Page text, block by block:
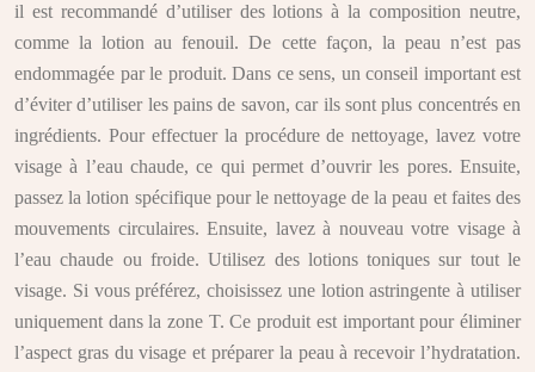
il est recommandé d’utiliser des lotions à la composition neutre,
comme la lotion au fenouil. De cette façon, la peau n’est pas
endommagée par le produit. Dans ce sens, un conseil important est
d’éviter d’utiliser les pains de savon, car ils sont plus concentrés en
ingrédients. Pour effectuer la procédure de nettoyage, lavez votre
visage à l’eau chaude, ce qui permet d’ouvrir les pores. Ensuite,
passez la lotion spécifique pour le nettoyage de la peau et faites des
mouvements circulaires. Ensuite, lavez à nouveau votre visage à
l’eau chaude ou froide. Utilisez des lotions toniques sur tout le
visage. Si vous préférez, choisissez une lotion astringente à utiliser
uniquement dans la zone T. Ce produit est important pour éliminer
l’aspect gras du visage et préparer la peau à recevoir l’hydratation.